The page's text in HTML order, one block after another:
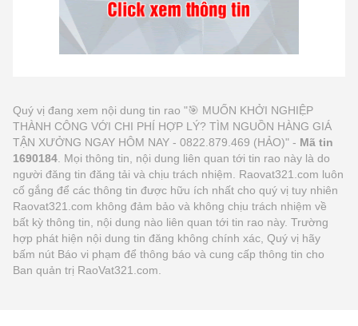
Quý vị đang xem nội dung tin rao "🎯 MUỐN KHỞI NGHIỆP
THÀNH CÔNG VỚI CHI PHÍ HỢP LÝ? TÌM NGUỒN HÀNG GIÁ
TẬN XƯỞNG NGAY HÔM NAY - 0822.879.469 (HẢO)" - Mã tin
1690184 . Mọi thông tin, nội dung liên quan tới tin rao này là do
người đăng tin đăng tải và chịu trách nhiệm. Raovat321.com luôn
cố gắng để các thông tin được hữu ích nhất cho quý vị tuy nhiên
Raovat321.com không đảm bảo và không chịu trách nhiệm về
bất kỳ thông tin, nội dung nào liên quan tới tin rao này. Trường
hợp phát hiện nội dung tin đăng không chính xác, Quý vị hãy
bấm nút Báo vi phạm để thông báo và cung cấp thông tin cho
Ban quản trị RaoVat321.com.